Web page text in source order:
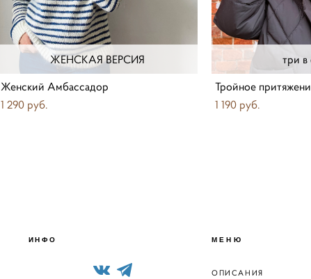
ЖЕНСКАЯ ВЕРСИЯ
Женский Амбассадор
1 290 pуб.
три
Тройное
1 190 pуб.
ИНФО МЕНЮ
ОПИСАНИЯ